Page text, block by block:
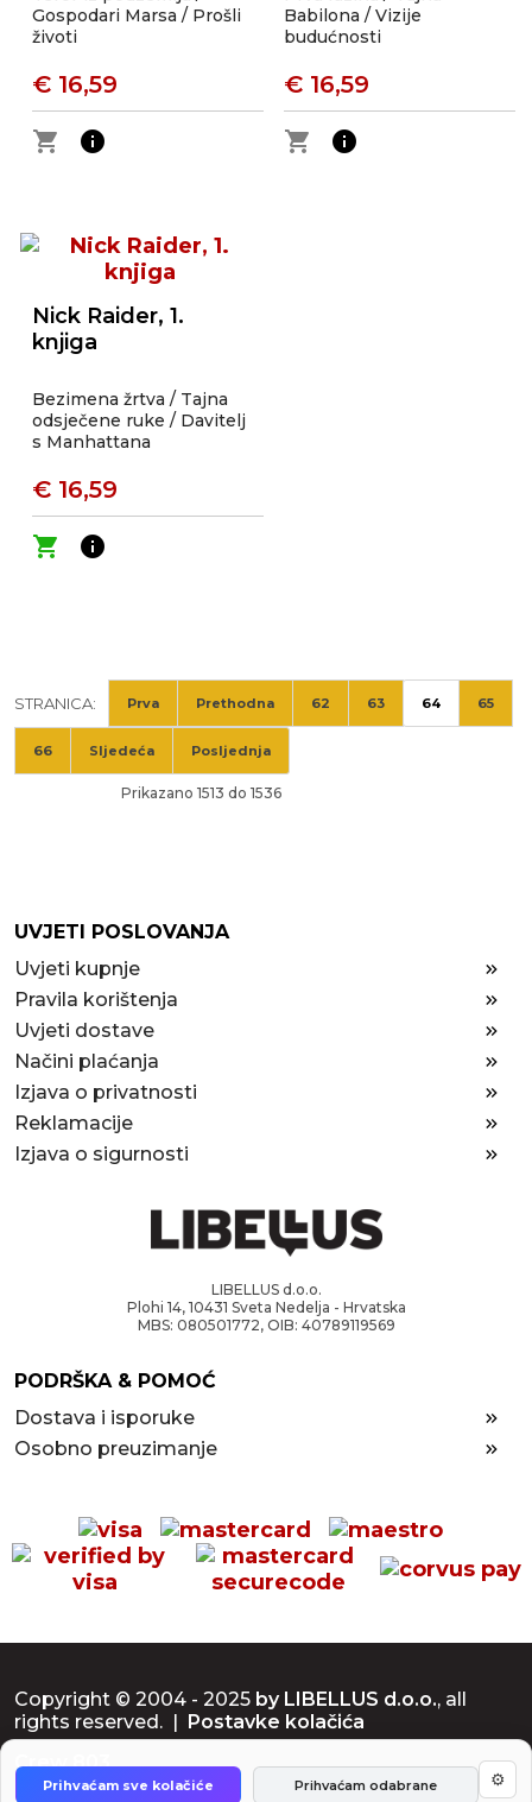
Gospodari Marsa / Prošli
životi
€ 16,59
shopping_cart
info
Babilona / Vizije
budućnosti
€ 16,59
shopping_cart
info
Nick Raider, 1.
knjiga
Bezimena žrtva / Tajna
odsječene ruke / Davitelj
s Manhattana
€ 16,59
shopping_cart
info
STRANICA: Prva Prethodna 62 63 64 65
66 Sljedeća Posljednja
Prikazano 1513 do 1536
UVJETI POSLOVANJA
Uvjeti kupnje
Pravila korištenja
Uvjeti dostave
Načini plaćanja
Izjava o privatnosti
Reklamacije
Izjava o sigurnosti
LIBELLUS d.o.o.
Plohi 14, 10431 Sveta Nedelja - Hrvatska
MBS: 080501772, OIB: 40789119569
PODRŠKA & POMOĆ
Dostava i isporuke
Osobno preuzimanje
Copyright © 2004 - 2025 by LIBELLUS d.o.o., all
rights reserved. | Postavke kolačića
Crew 803
Prihvaćam sve kolačiće Prihvaćam odabrane ⚙